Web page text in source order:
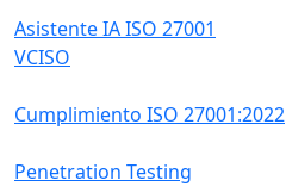
Asistente IA ISO 27001
VCISO
Cumplimiento ISO 27001:2022
Penetration Testing